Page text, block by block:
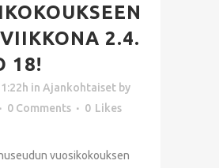
2.4.
18!
in Ajankohtaiset by
0 Comments 0 Likes
vuosikokouksen